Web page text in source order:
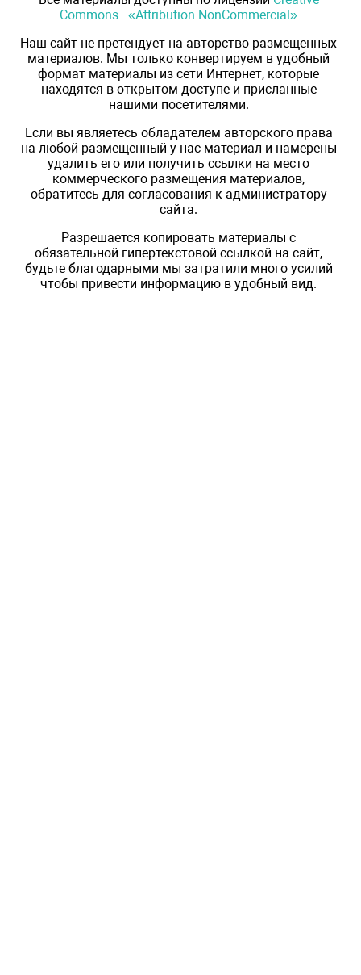
Commons - «Attribution-NonCommercial»
Наш сайт не претендует на авторство размещенных
материалов. Мы только конвертируем в удобный
формат материалы из сети Интернет, которые
находятся в открытом доступе и присланные
нашими посетителями.
Если вы являетесь обладателем авторского права
на любой размещенный у нас материал и намерены
удалить его или получить ссылки на место
коммерческого размещения материалов,
обратитесь для согласования к администратору
сайта.
Разрешается копировать материалы с
обязательной гипертекстовой ссылкой на сайт,
будьте благодарными мы затратили много усилий
чтобы привести информацию в удобный вид.